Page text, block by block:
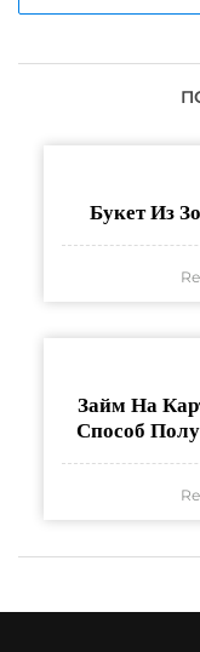
Букет Из
Займ На
Способ